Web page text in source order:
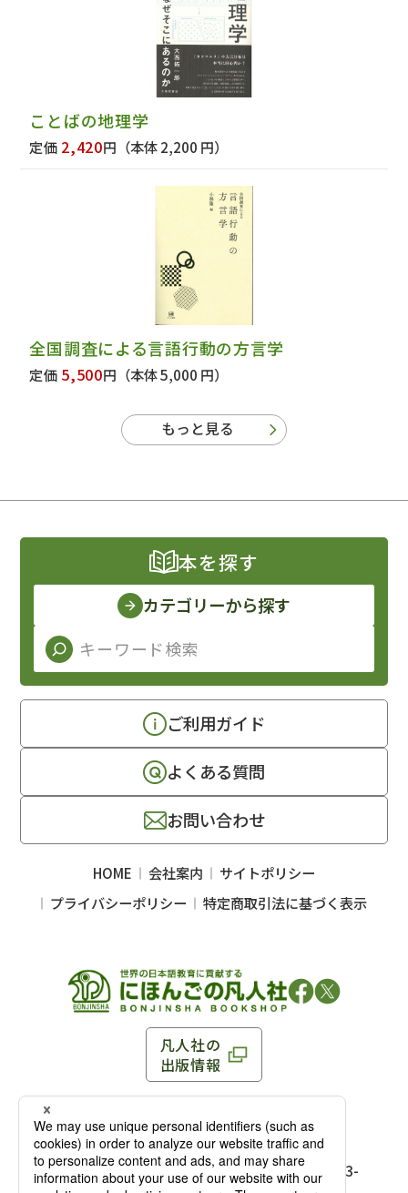
ことばの地理学
定価 2,420円 （本体 2,200 円）
全国調査による言語行動の方言学
定価 5,500円 （本体 5,000 円）
もっと見る
凡人社の
出版情報
〒102-0093 東京都千代田区平河町 1-3-13 8F
TEL：03-3263-3959／FAX：03-3263-3116
〒102-0093 東京都千代田区平河町1-3-
本を探す
カテゴリーから探す
ご利用ガイド
よくある質問
お問い合わせ
HOME 会社案内
サイトポリシー
プライバシーポリシー
特定商取引法に基づく表示